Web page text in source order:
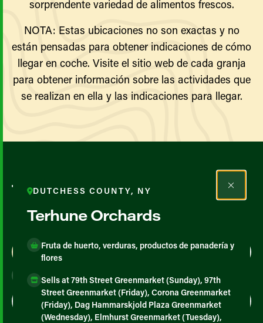
sorprendente variedad de alimentos frescos.
NOTA: Estas ubicaciones no son exactas y no
están pensadas para obtener indicaciones de cómo
llegar en coche. Visite el sitio web de cada granja
para obtener información sobre las actividades que
se realizan en ella y las indicaciones para llegar.
Todos los agricultores y
productores
Map View List View
DUTCHESS COUNTY, NY
Terhune Orchards
Fruta de huerto, verduras, productos de panadería y
flores
Sells at 79th Street Greenmarket (Sunday), 97th
Street Greenmarket (Friday), Corona Greenmarket
(Friday), Dag Hammarskjold Plaza Greenmarket
(Wednesday), Elmhurst Greenmarket (Tuesday),